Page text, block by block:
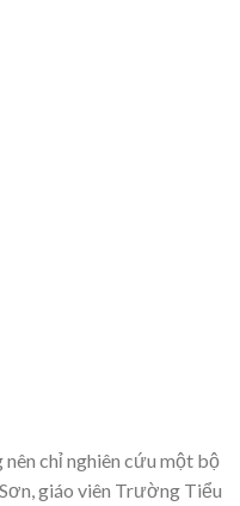
chỉ nghiên cứu một bộ
giáo viên Trường Tiểu